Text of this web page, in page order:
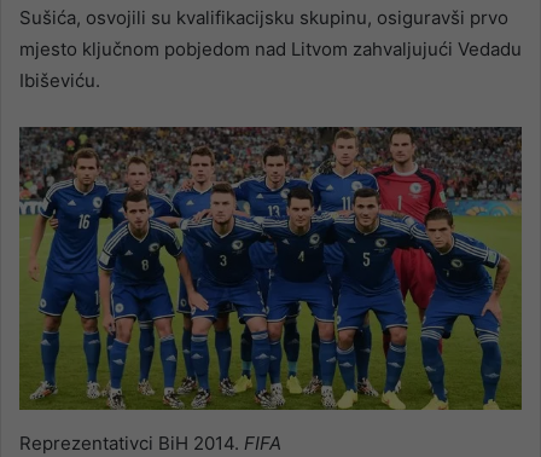
Sušića, osvojili su kvalifikacijsku skupinu, osiguravši prvo
mjesto ključnom pobjedom nad Litvom zahvaljujući Vedadu
Ibiševiću.
Reprezentativci BiH 2014. FIFA